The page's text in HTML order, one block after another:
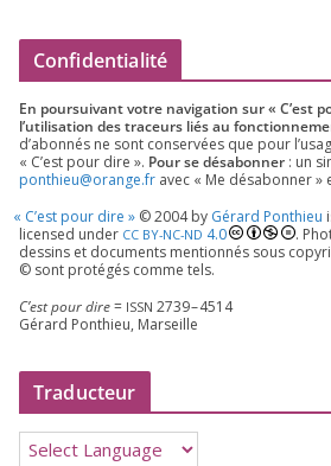
Confidentialité
En pour­sui­vant votre navi­ga­tion sur « C’est
l’utilisation des tra­ceurs liés au
d’a­bon­nés ne sont conser­vées que pour
« C’est pour dire ». Pour se désa­bon­ner : un
ponthieu@​orange.​fr avec « Me désa­bon­ner »
« C’est pour dire » ©2004by Gérard Ponthieu
licen­sed under CC BY-NC-ND 4.0
.
des­sins et docu­ments men­tion­nés sous
© sont pro­té­gés comme tels.
C’est pour dire= ISSN 2739–4514
Gérard Ponthieu, Marseille
Traducteur